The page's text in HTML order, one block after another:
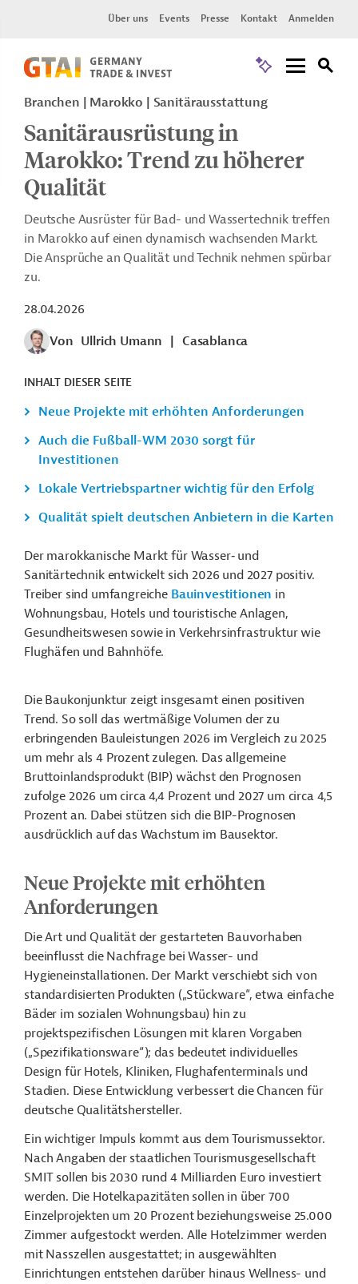
Über uns Events Presse Kontakt Anmelden
Branchen | Marokko | Sanitärausstattung
Sanitärausrüstung in
Marokko: Trend zu höherer
Qualität
Deutsche Ausrüster für Bad- und Wassertechnik treffen
in Marokko auf einen dynamisch wachsenden Markt.
Die Ansprüche an Qualität und Technik nehmen spürbar
zu.
28.04.2026
Von Ullrich Umann Casablanca
INHALT DIESER SEITE
Neue Projekte mit erhöhten Anforderungen
Auch die Fußball-WM 2030 sorgt für
Investitionen
Lokale Vertriebspartner wichtig für den Erfolg
Qualität spielt deutschen Anbietern in die Karten
Der marokkanische Markt für Wasser‑ und
Sanitärtechnik entwickelt sich 2026 und 2027 positiv.
Treiber sind umfangreiche Bauinvestitionen in
Wohnungsbau, Hotels und touristische Anlagen,
Gesundheitswesen sowie in Verkehrsinfrastruktur wie
Flughäfen und Bahnhöfe.
Die Baukonjunktur zeigt insgesamt einen positiven
Trend. So soll das wertmäßige Volumen der zu
erbringenden Bauleistungen 2026 im Vergleich zu 2025
um mehr als 4 Prozent zulegen. Das allgemeine
Bruttoinlandsprodukt (BIP) wächst den Prognosen
zufolge 2026 um circa 4,4 Prozent und 2027 um circa 4,5
Prozent an. Dabei stützen sich die BIP-Prognosen
ausdrücklich auf das Wachstum im Bausektor.
Neue Projekte mit erhöhten
Anforderungen
Die Art und Qualität der gestarteten Bauvorhaben
beeinflusst die Nachfrage bei Wasser- und
Hygieneinstallationen. Der Markt verschiebt sich von
standardisierten Produkten („Stückware“, etwa einfache
Bäder im sozialen Wohnungsbau) hin zu
projektspezifischen Lösungen mit klaren Vorgaben
(„Spezifikationsware“); das bedeutet individuelles
Design für Hotels, Kliniken, Flughafenterminals und
Stadien. Diese Entwicklung verbessert die Chancen für
deutsche Qualitätshersteller.
Ein wichtiger Impuls kommt aus dem Tourismussektor.
Nach Angaben der staatlichen Tourismusgesellschaft
SMIT sollen bis 2030 rund 4 Milliarden Euro investiert
werden. Die Hotelkapazitäten sollen in über 700
Einzelprojekten um 20 Prozent beziehungsweise 25.000
Zimmer aufgestockt werden. Alle Hotelzimmer werden
mit Nasszellen ausgestattet; in ausgewählten
Einrichtungen entstehen darüber hinaus Wellness- und